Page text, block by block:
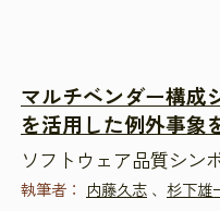
マルチベンダー構成
を活用した例外事象
ソフトウェア品質シン
執筆者： 内藤久志 、 杉下雄